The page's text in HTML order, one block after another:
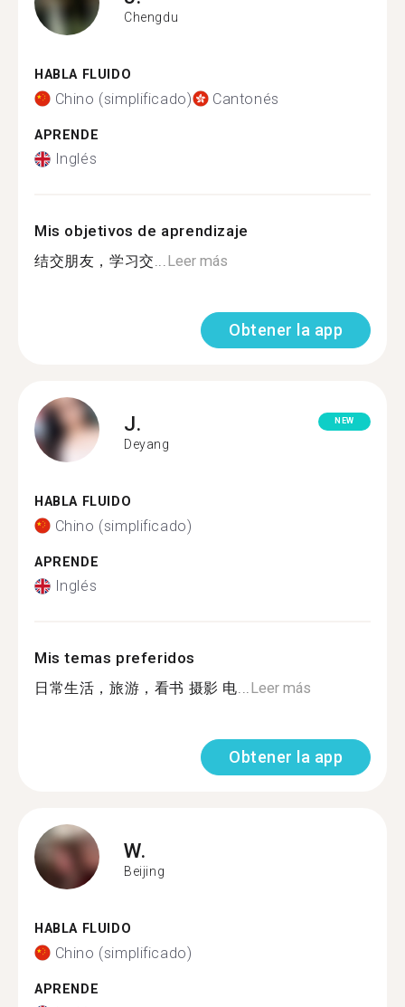
Chengdu
HABLA FLUIDO
Chino (simplificado) Cantonés
APRENDE
Inglés
Mis objetivos de aprendizaje
结交朋友，学习交...Leer más
Obtener la app
J.
Deyang
NEW
HABLA FLUIDO
Chino (simplificado)
APRENDE
Inglés
Mis temas preferidos
日常生活，旅游，看书 摄影 电...Leer más
Obtener la app
W.
Beijing
HABLA FLUIDO
Chino (simplificado)
APRENDE